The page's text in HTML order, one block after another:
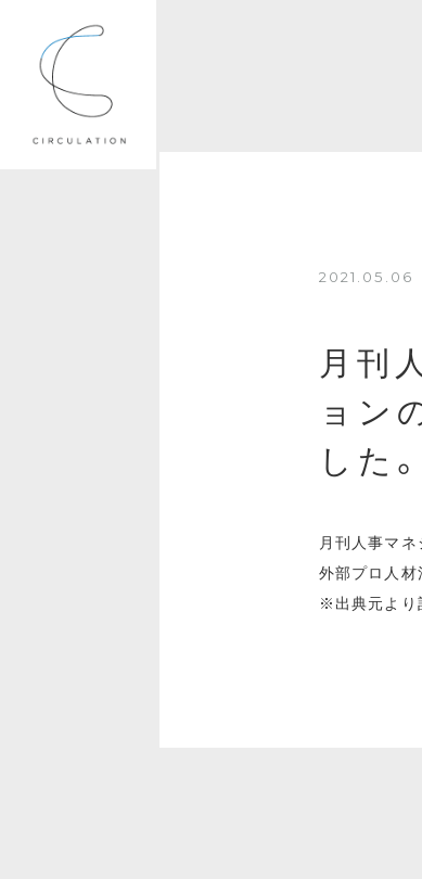
2021.05.06
月刊
ョン
した。
月刊人事マ
外部プロ人材
※出典元より